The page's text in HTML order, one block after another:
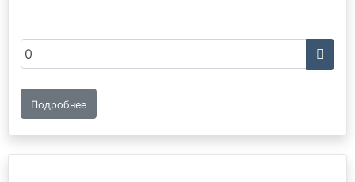
Подробнее